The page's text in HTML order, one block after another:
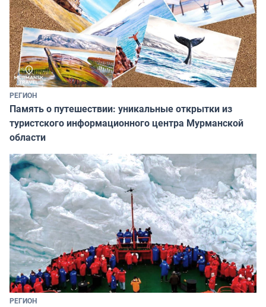
РЕГИОН
Память о путешествии: уникальные открытки из
туристского информационного центра Мурманской
области
РЕГИОН